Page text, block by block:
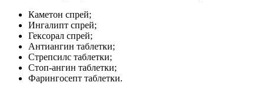
Каметон спрей;
Ингалипт спрей;
Гексорал спрей;
Антиангин таблетки;
Стрепсилс таблетки;
Стоп-ангин таблетки;
Фарингосепт таблетки.